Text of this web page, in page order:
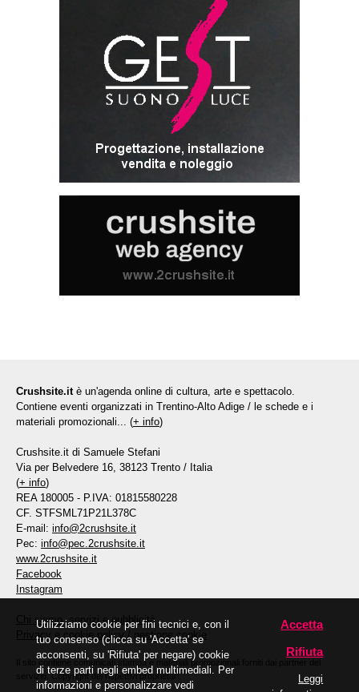
Crushsite.it è un'agenda online di cultura, arte e spettacolo.
Contiene eventi organizzati in Trentino-Alto Adige / le schede e i
materiali promozionali... (+ info)
Crushsite.it di Samuele Stefani
Via per Belvedere 16, 38123 Trento / Italia
(+ info)
REA 180005 - P.IVA: 01815580228
CF. STFSML71P21L378C
E-mail: info@2crushsite.it
Pec: info@pec.2crushsite.it
www.2crushsite.it
Facebook
Instagram
Chi siamo, servizi e pubblicità
Privacy e cookie policy/ gestione cookie
Il sito contiene comunicati stampa e materiali promozionali forniti dai partner del
servizio. Copyright dei rispettivi proprietari.
Utilizziamo cookie per fini tecnici e, con il
tuo consenso (clicca su 'Accetta' se
acconsenti, su 'Rifiuta' per negare) cookie
di terze parti negli embed multimediali. Per
informazioni e personalizzare vedi
Accetta
Rifiuta
Leggi